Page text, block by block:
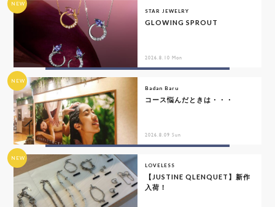
NEW
STAR JEWELRY
GLOWING SPROUT
2026.8.10 Mon
NEW
Badan Baru
コース悩んだときは・・・
2026.8.09 Sun
NEW
LOVELESS
【JUSTINE QLENQUET】新作
入荷！